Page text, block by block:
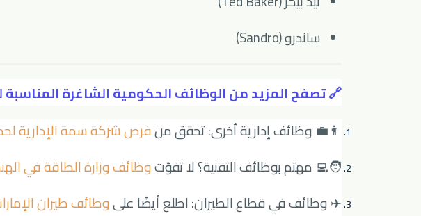
ساندرو (Sandro)
🔗 تصفح المزيد من الوظائف الحكومية الشاغرة
👨‍💼 وظائف إدارية أخرى: تحقق منفرص شركة سمة الإدارية
🧑‍💻 مهتم بوظائف التقنية؟ لا تفوّتوظائف وزارة الطاقة في
✈️ وظائف في قطاع الطيران: اطلع أيضًا علىوظائف طيران